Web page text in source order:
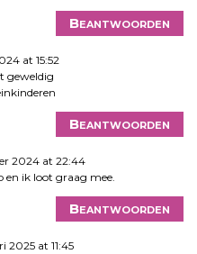
Beantwoorden
at 15:52
geweldig
Beantwoorden
2024 at 22:44
en ik loot graag mee.
Beantwoorden
2025 at 11:45